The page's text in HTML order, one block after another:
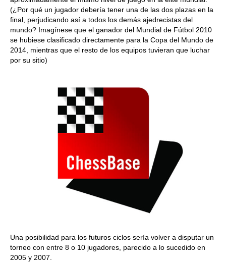
(¿Por qué un jugador debería tener una de las dos plazas en la
final, perjudicando así a todos los demás ajedrecistas del
mundo? Imagínese que el ganador del Mundial de Fútbol 2010
se hubiese clasificado directamente para la Copa del Mundo de
2014, mientras que el resto de los equipos tuvieran que luchar
por su sitio)
Una posibilidad para los futuros ciclos sería volver a disputar un
torneo con entre 8 o 10 jugadores, parecido a lo sucedido en
2005 y 2007.